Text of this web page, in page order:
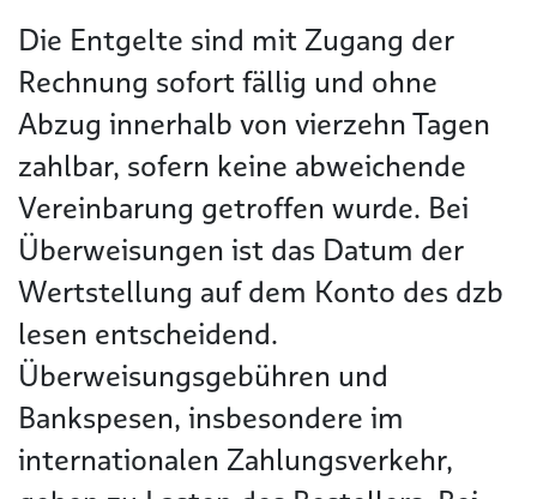
Die Entgelte sind mit Zugang der
Rechnung sofort fällig und ohne
Abzug innerhalb von vierzehn Tagen
zahlbar, sofern keine abweichende
Vereinbarung getroffen wurde. Bei
Überweisungen ist das Datum der
Wertstellung auf dem Konto des dzb
lesen entscheidend.
Überweisungsgebühren und
Bankspesen, insbesondere im
internationalen Zahlungsverkehr,